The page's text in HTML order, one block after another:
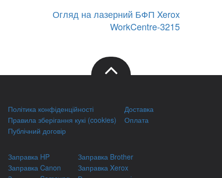
Огляд на лазерний БФП Xerox
WorkCentre-3215
Політика конфіденційності
Правила зберігання кукі (cookies)
Публічний договір
Доставка
Оплата
Заправка HP
Заправка Canon
Заправка Brother
Заправка Xerox